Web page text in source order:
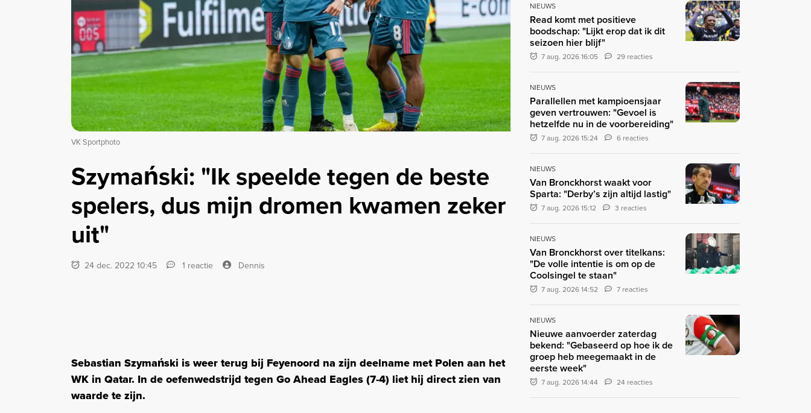
VK Sportphoto
Szymański: "Ik speelde tegen de beste
spelers, dus mijn dromen kwamen zeker
uit"
24 dec. 2022 10:45 1 reactie Dennis
Sebastian Szymański is weer terug bij Feyenoord na zijn deelname met Polen aan het
WK in Qatar. In de oefenwedstrijd tegen Go Ahead Eagles (7-4) liet hij direct zien van
waarde te zijn.
NIEUWS
Read komt met positieve
boodschap: "Lijkt erop dat ik dit
seizoen hier blijf"
7 aug. 2026 16:05 29 reacties
NIEUWS
Parallellen met kampioensjaar
geven vertrouwen: "Gevoel is
hetzelfde nu in de voorbereiding"
7 aug. 2026 15:24 6 reacties
NIEUWS
Van Bronckhorst waakt voor
Sparta: "Derby’s zijn altijd lastig"
7 aug. 2026 15:12 3 reacties
NIEUWS
Van Bronckhorst over titelkans:
"De volle intentie is om op de
Coolsingel te staan"
7 aug. 2026 14:52 7 reacties
NIEUWS
Nieuwe aanvoerder zaterdag
bekend: "Gebaseerd op hoe ik de
groep heb meegemaakt in de
eerste week"
7 aug. 2026 14:44 24 reacties